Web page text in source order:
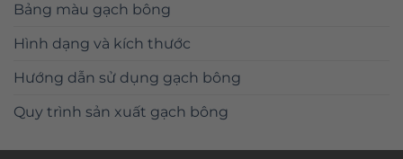
Bảng màu gạch bông
Hình dạng và kích thước
Hướng dẫn sử dụng gạch bông
Quy trình sản xuất gạch bông